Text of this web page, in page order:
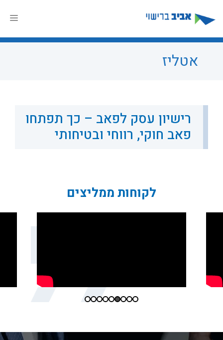
לתוכן
אטליז
רישיון עסק לפאב – כך תפתחו
פאב חוקי, רווחי ובטיחותי
לקוחות ממליצים